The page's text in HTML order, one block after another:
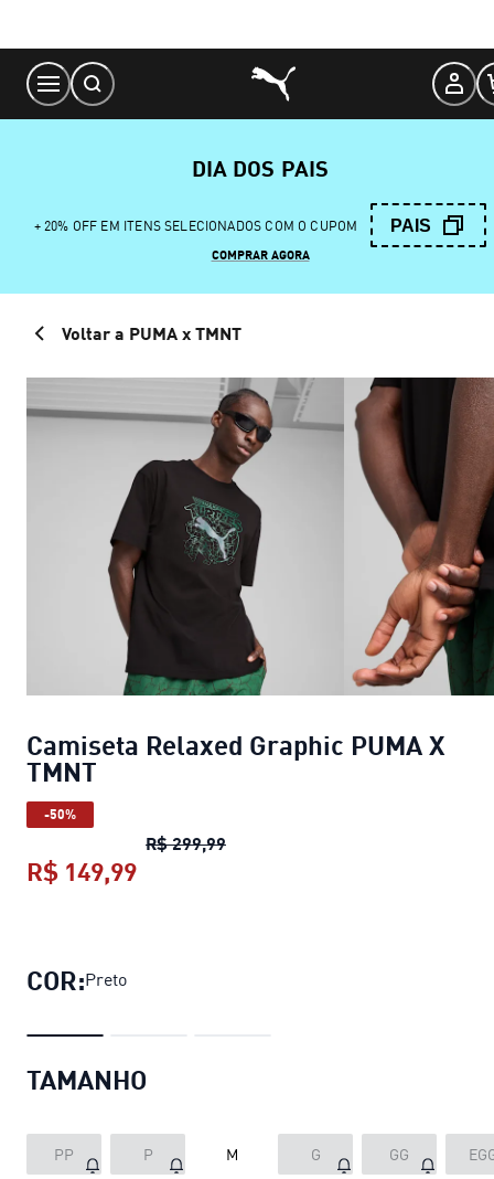
Content
DIA DOS PAIS
+ 20% OFF EM ITENS SELECIONADOS COM O CUPOM PAIS
COMPRAR AGORA
Voltar a PUMA x TMNT
Camiseta Relaxed Graphic PUMA X
TMNT
-50%
R$ 299,99Camiseta Relaxed Graphic PUMA
R$ 149,99
COR:Preto
TAMANHO
PP P M G GG